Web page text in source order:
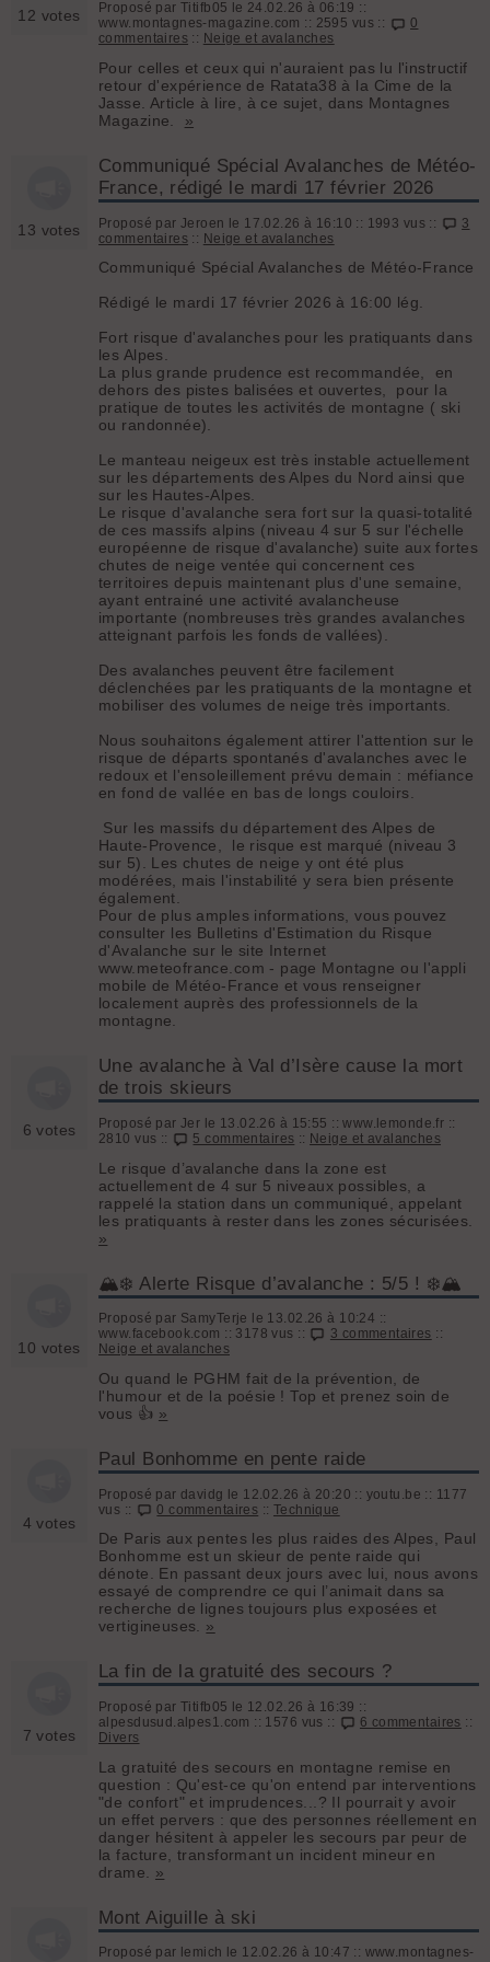
12 votes
Proposé par Titifb05 le 24.02.26 à 06:19 ::
www.montagnes-magazine.com :: 2595 vus ::
0
commentaires :: Neige et avalanches
Pour celles et ceux qui n'auraient pas lu l'instructif
retour d'expérience de Ratata38 à la Cime de la
Jasse. Article à lire, à ce sujet, dans Montagnes
Magazine. »
13 votes
Communiqué Spécial Avalanches de Météo-
France, rédigé le mardi 17 février 2026
Proposé par Jeroen le 17.02.26 à 16:10 :: 1993 vus ::
3
commentaires :: Neige et avalanches
Communiqué Spécial Avalanches de Météo-France
Rédigé le mardi 17 février 2026 à 16:00 lég.
Fort risque d'avalanches pour les pratiquants dans
les Alpes.
La plus grande prudence est recommandée, en
dehors des pistes balisées et ouvertes, pour la
pratique de toutes les activités de montagne ( ski
ou randonnée).
Le manteau neigeux est très instable actuellement
sur les départements des Alpes du Nord ainsi que
sur les Hautes-Alpes.
Le risque d'avalanche sera fort sur la quasi-totalité
de ces massifs alpins (niveau 4 sur 5 sur l'échelle
européenne de risque d'avalanche) suite aux fortes
chutes de neige ventée qui concernent ces
territoires depuis maintenant plus d'une semaine,
ayant entrainé une activité avalancheuse
importante (nombreuses très grandes avalanches
atteignant parfois les fonds de vallées).
Des avalanches peuvent être facilement
déclenchées par les pratiquants de la montagne et
mobiliser des volumes de neige très importants.
Nous souhaitons également attirer l'attention sur le
risque de départs spontanés d'avalanches avec le
redoux et l'ensoleillement prévu demain : méfiance
en fond de vallée en bas de longs couloirs.
Sur les massifs du département des Alpes de
Haute-Provence, le risque est marqué (niveau 3
sur 5). Les chutes de neige y ont été plus
modérées, mais l'instabilité y sera bien présente
également.
Pour de plus amples informations, vous pouvez
consulter les Bulletins d'Estimation du Risque
d'Avalanche sur le site Internet
www.meteofrance.com - page Montagne ou l'appli
mobile de Météo-France et vous renseigner
localement auprès des professionnels de la
montagne.
6 votes
Une avalanche à Val d’Isère cause la mort
de trois skieurs
Proposé par Jer le 13.02.26 à 15:55 :: www.lemonde.fr ::
2810 vus ::
5 commentaires :: Neige et avalanches
Le risque d’avalanche dans la zone est
actuellement de 4 sur 5 niveaux possibles, a
rappelé la station dans un communiqué, appelant
les pratiquants à rester dans les zones sécurisées.
»
10 votes
🏔️❄️ Alerte Risque d’avalanche : 5/5 ! ❄️🏔️
Proposé par SamyTerje le 13.02.26 à 10:24 ::
www.facebook.com :: 3178 vus ::
3 commentaires ::
Neige et avalanches
Ou quand le PGHM fait de la prévention, de
l'humour et de la poésie ! Top et prenez soin de
vous 👍 »
4 votes
Paul Bonhomme en pente raide
Proposé par davidg le 12.02.26 à 20:20 :: youtu.be :: 1177
vus ::
0 commentaires :: Technique
De Paris aux pentes les plus raides des Alpes, Paul
Bonhomme est un skieur de pente raide qui
dénote. En passant deux jours avec lui, nous avons
essayé de comprendre ce qui l’animait dans sa
recherche de lignes toujours plus exposées et
vertigineuses. »
7 votes
La fin de la gratuité des secours ?
Proposé par Titifb05 le 12.02.26 à 16:39 ::
alpesdusud.alpes1.com :: 1576 vus ::
6 commentaires ::
Divers
La gratuité des secours en montagne remise en
question : Qu'est-ce qu'on entend par interventions
"de confort" et imprudences...? Il pourrait y avoir
un effet pervers : que des personnes réellement en
danger hésitent à appeler les secours par peur de
la facture, transformant un incident mineur en
drame. »
Mont Aiguille à ski
Proposé par lemich le 12.02.26 à 10:47 :: www.montagnes-